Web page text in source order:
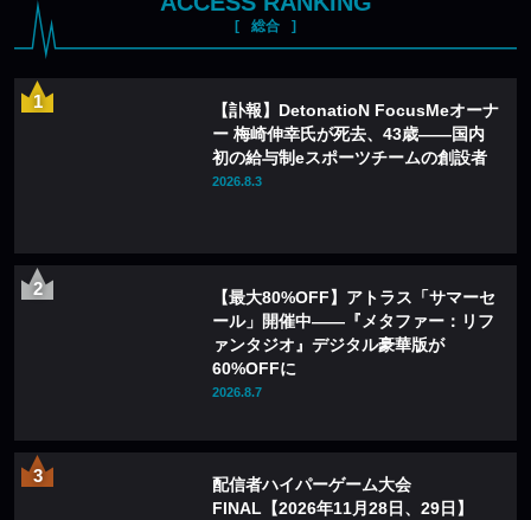
総合
【訃報】DetonatioN FocusMeオーナ
ー 梅崎伸幸氏が死去、43歳——国内
初の給与制eスポーツチームの創設者
2026.8.3
【最大80%OFF】アトラス「サマーセ
ール」開催中——『メタファー：リフ
ァンタジオ』デジタル豪華版が
60%OFFに
2026.8.7
配信者ハイパーゲーム大会
FINAL【2026年11月28日、29日】